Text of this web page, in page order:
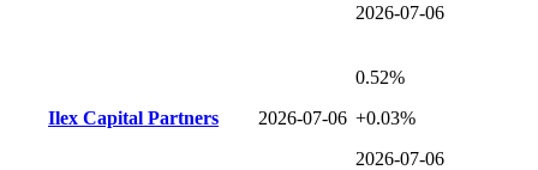
2026-07-06
Ilex Capital Partners 2026-07-06
0.52%
+0.03%
2026-07-06